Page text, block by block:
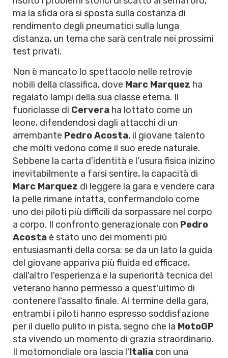
ma la sfida ora si sposta sulla costanza di
rendimento degli pneumatici sulla lunga
distanza, un tema che sarà centrale nei prossimi
test privati.
Non è mancato lo spettacolo nelle retrovie
nobili della classifica, dove Marc Marquez ha
regalato lampi della sua classe eterna. Il
fuoriclasse di Cervera ha lottato come un
leone, difendendosi dagli attacchi di un
arrembante Pedro Acosta, il giovane talento
che molti vedono come il suo erede naturale.
Sebbene la carta d'identità e l'usura fisica inizino
inevitabilmente a farsi sentire, la capacità di
Marc Marquez di leggere la gara e vendere cara
la pelle rimane intatta, confermandolo come
uno dei piloti più difficili da sorpassare nel corpo
a corpo. Il confronto generazionale con Pedro
Acosta è stato uno dei momenti più
entusiasmanti della corsa: se da un lato la guida
del giovane appariva più fluida ed efficace,
dall'altro l'esperienza e la superiorità tecnica del
veterano hanno permesso a quest'ultimo di
contenere l'assalto finale. Al termine della gara,
entrambi i piloti hanno espresso soddisfazione
per il duello pulito in pista, segno che la MotoGP
sta vivendo un momento di grazia straordinario.
Il motomondiale ora lascia l'Italia con una